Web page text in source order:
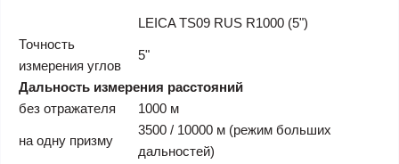
LEICA TS09 RUS R1000 (5")
Точность
измерения углов
5"
Дальность измерения расстояний
без отражателя
1000 м
на одну призму
3500 / 10000 м (режим больших
дальностей)